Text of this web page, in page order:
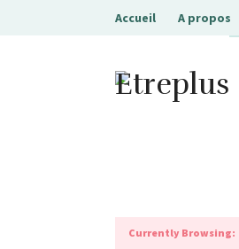
Accueil A propos
Etreplus
Currently Browsing: